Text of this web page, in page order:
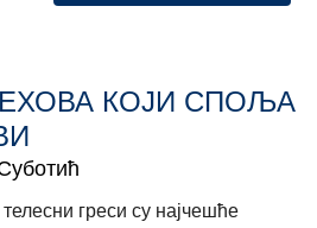
КОЈИ СПОЉА
греси су најчешће